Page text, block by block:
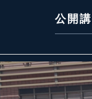
公開